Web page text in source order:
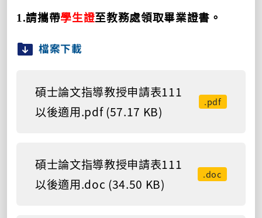
1.請攜帶學生證至教務處領取畢業證書。
檔案下載
碩士論文指導教授申請表111
以後適用.pdf (57.17 KB)
.pdf
碩士論文指導教授申請表111
以後適用.doc (34.50 KB)
.doc